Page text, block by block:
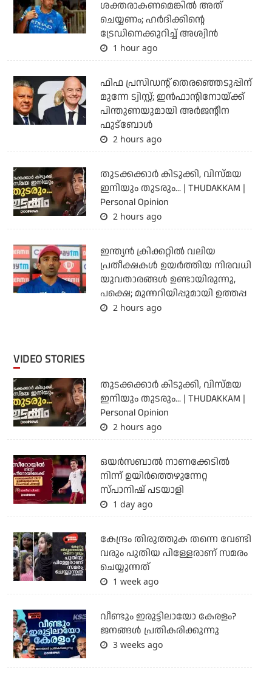
ശക്തരാകണമെങ്കില്‍ അത്
ചെയ്യണം; ഹര്‍ദിക്കിന്റെ
ട്രേഡിനെക്കുറിച്ച് അശ്വിന്‍
1 hour ago
ഫിഫ പ്രസിഡന്റ് തെരഞ്ഞെടുപ്പിന്
മുന്നേ ട്വിസ്റ്റ്; ഇന്‍ഫാന്റിനോയ്ക്ക്
പിന്തുണയുമായി അര്‍ജന്റീന
ഫുട്‌ബോള്‍
2 hours ago
തുടക്കക്കാര്‍ കിടുക്കി, വിസ്മയ
ഇനിയും തുടരും... | THUDAKKAM |
Personal Opinion
2 hours ago
ഇന്ത്യന്‍ ക്രിക്കറ്റില്‍ വലിയ
പ്രതീക്ഷകള്‍ ഉയര്‍ത്തിയ നിരവധി
യുവതാരങ്ങള്‍ ഉണ്ടായിരുന്നു,
പക്ഷെ; മുന്നറിയിപ്പുമായി ഉത്തപ്പ
2 hours ago
VIDEO STORIES
തുടക്കക്കാര്‍ കിടുക്കി, വിസ്മയ
ഇനിയും തുടരും... | THUDAKKAM |
Personal Opinion
2 hours ago
ഒയര്‍സബാൽ നാണക്കേടിൽ
നിന്ന് ഉയിർത്തെഴുന്നേറ്റ
സ്പാനിഷ് പടയാളി
1 day ago
കേന്ദ്രം തിരുത്തുക തന്നെ വേണ്ടി
വരും പുതിയ പിള്ളേരാണ് സമരം
ചെയ്യുന്നത്
1 week ago
വീണ്ടും ഇരുട്ടിലായോ കേരളം?
ജനങ്ങൾ പ്രതികരിക്കുന്നു
3 weeks ago